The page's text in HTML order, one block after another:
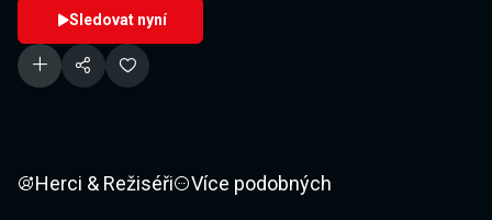
Sledovat nyní
Herci & Režiséři Více podobných